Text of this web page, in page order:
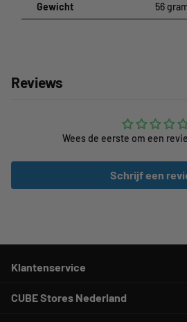
Gewicht 56
Reviews
Wees de eerste om een
Schrijf een
Klantenservice
CUBE Stores Nederland